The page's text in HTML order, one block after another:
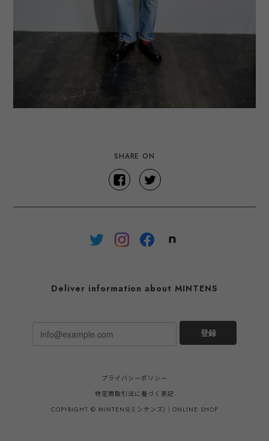
SHARE ON
Deliver information about MINTENS
登録
プライバシーポリシー
特定商取引法に基づく表記
COPYRIGHT © MINTENS(ミンテンズ)｜ONLINE SHOP